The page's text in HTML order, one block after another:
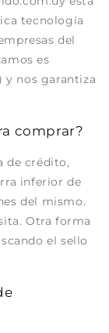
tecnología
del
es
y nos garantiza
comprar?
de crédito,
inferior de
del mismo.
Otra forma
el sello